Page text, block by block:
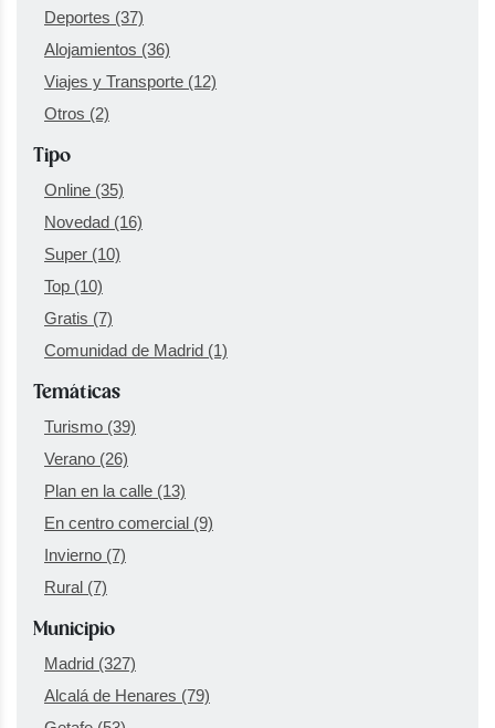
Deportes (37)
Alojamientos (36)
Viajes y Transporte (12)
Otros (2)
Tipo
Online (35)
Novedad (16)
Super (10)
Top (10)
Gratis (7)
Comunidad de Madrid (1)
Temáticas
Turismo (39)
Verano (26)
Plan en la calle (13)
En centro comercial (9)
Invierno (7)
Rural (7)
Municipio
Madrid (327)
Alcalá de Henares (79)